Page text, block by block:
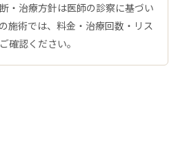
・治療方針は医師の診察に基づい
施術では、料金・治療回数・リス
確認ください。